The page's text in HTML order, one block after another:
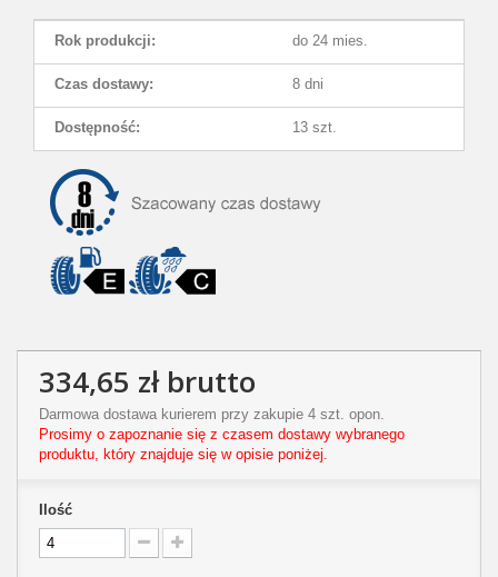
Rok produkcji: do 24 mies.
Czas dostawy: 8 dni
Dostępność: 13 szt.
334,65 złbrutto
Darmowa dostawa kurierem przy zakupie 4 szt. opon.
Prosimy o zapoznanie się z czasem dostawy wybranego
produktu, który znajduje się w opisie poniżej.
Ilość